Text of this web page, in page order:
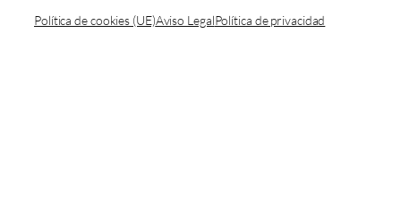
Política de cookies (UE)Aviso LegalPolítica de privacidad